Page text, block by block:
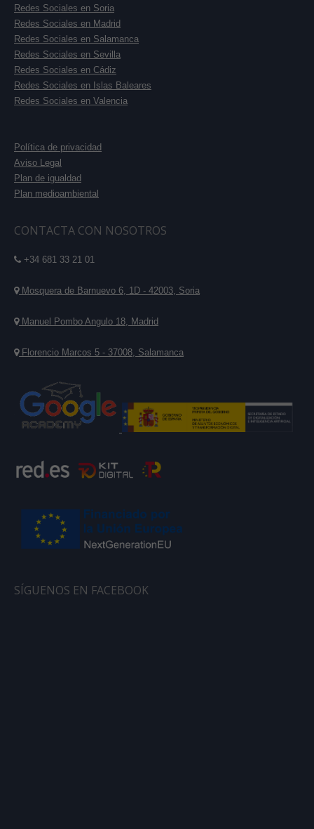
Redes Sociales en Soria
Redes Sociales en Madrid
Redes Sociales en Salamanca
Redes Sociales en Sevilla
Redes Sociales en Cádiz
Redes Sociales en Islas Baleares
Redes Sociales en Valencia
Política de privacidad
Aviso Legal
Plan de igualdad
Plan medioambiental
CONTACTA CON NOSOTROS
+34 681 33 21 01
Mosquera de Barnuevo 6, 1D - 42003, Soria
Manuel Pombo Angulo 18, Madrid
Florencio Marcos 5 - 37008, Salamanca
SÍGUENOS EN FACEBOOK